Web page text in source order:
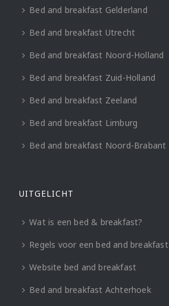
Bed and breakfast Gelderland
Bed and breakfast Utrecht
Bed and breakfast Noord-Holland
Bed and breakfast Zuid-Holland
Bed and breakfast Zeeland
Bed and breakfast Limburg
Bed and breakfast Noord-Brabant
UITGELICHT
Wat is een bed & breakfast?
Regels voor een bed and breakfast
Website bed and breakfast
Bed and breakfast Achterhoek